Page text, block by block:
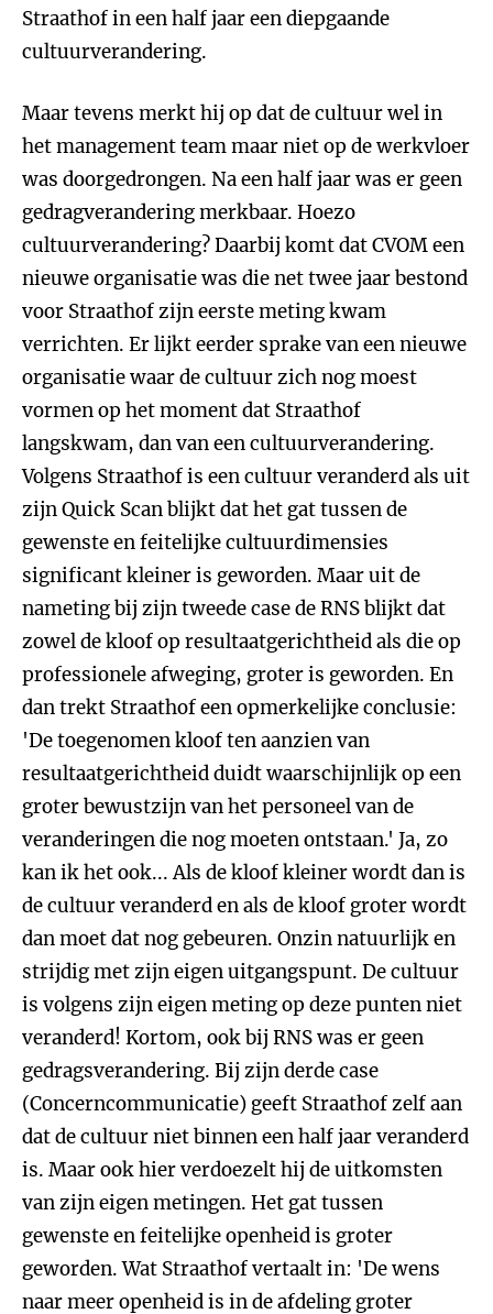
Straathof in een half jaar een diepgaande
cultuurverandering.
Maar tevens merkt hij op dat de cultuur wel in
het management team maar niet op de werkvloer
was doorgedrongen. Na een half jaar was er geen
gedragverandering merkbaar. Hoezo
cultuurverandering? Daarbij komt dat CVOM een
nieuwe organisatie was die net twee jaar bestond
voor Straathof zijn eerste meting kwam
verrichten. Er lijkt eerder sprake van een nieuwe
organisatie waar de cultuur zich nog moest
vormen op het moment dat Straathof
langskwam, dan van een cultuurverandering.
Volgens Straathof is een cultuur veranderd als uit
zijn Quick Scan blijkt dat het gat tussen de
gewenste en feitelijke cultuurdimensies
significant kleiner is geworden. Maar uit de
nameting bij zijn tweede case de RNS blijkt dat
zowel de kloof op resultaatgerichtheid als die op
professionele afweging, groter is geworden. En
dan trekt Straathof een opmerkelijke conclusie:
'De toegenomen kloof ten aanzien van
resultaatgerichtheid duidt waarschijnlijk op een
groter bewustzijn van het personeel van de
veranderingen die nog moeten ontstaan.' Ja, zo
kan ik het ook... Als de kloof kleiner wordt dan is
de cultuur veranderd en als de kloof groter wordt
dan moet dat nog gebeuren. Onzin natuurlijk en
strijdig met zijn eigen uitgangspunt. De cultuur
is volgens zijn eigen meting op deze punten niet
veranderd! Kortom, ook bij RNS was er geen
gedragsverandering. Bij zijn derde case
(Concerncommunicatie) geeft Straathof zelf aan
dat de cultuur niet binnen een half jaar veranderd
is. Maar ook hier verdoezelt hij de uitkomsten
van zijn eigen metingen. Het gat tussen
gewenste en feitelijke openheid is groter
geworden. Wat Straathof vertaalt in: 'De wens
naar meer openheid is in de afdeling groter